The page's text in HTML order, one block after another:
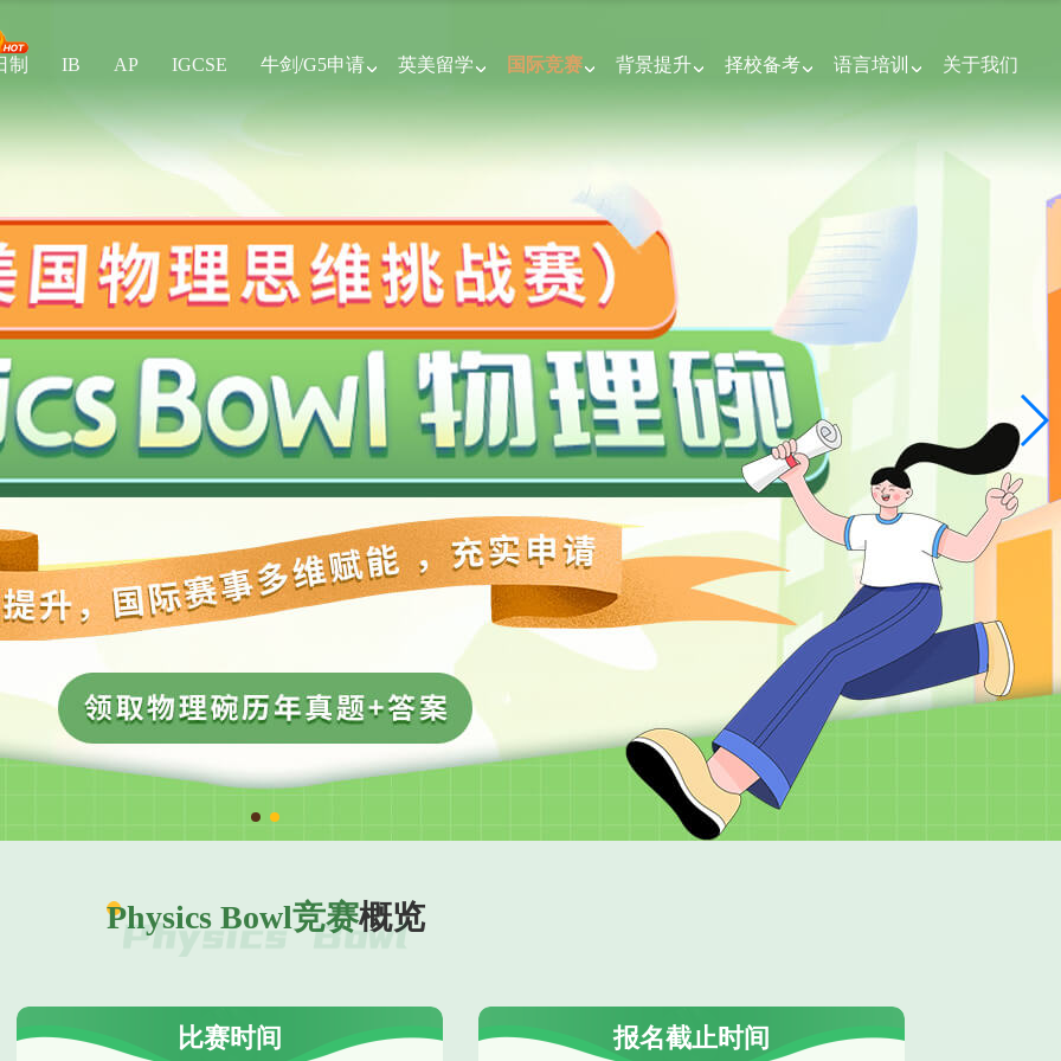
制 IB AP IGCSE 牛剑/G5申请 英美留学 国际竞赛 背景提升 择校备考 语言培训 关于我们
Physics Bowl竞赛概览
比赛时间 报名截止时间